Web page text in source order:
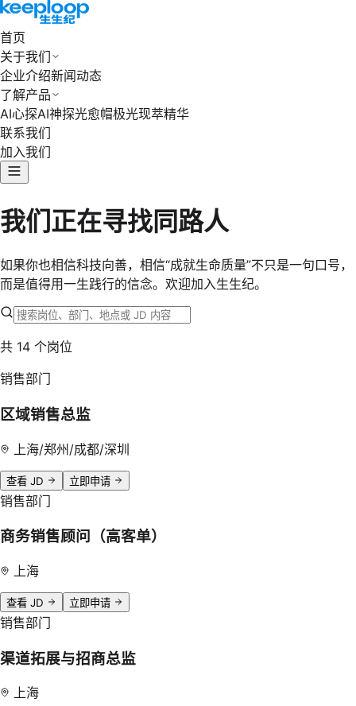
首页
关于我们
企业介绍新闻动态
了解产品
AI心探AI神探光愈帽极光现萃精华
联系我们
加入我们
我们正在寻找同路人
如果你也相信科技向善，相信“成就生命质量”不只是一句口号，
而是值得用一生践行的信念。欢迎加入生生纪。
共 14 个岗位
销售部门
区域销售总监
上海/郑州/成都/深圳
查看 JD 立即申请
销售部门
商务销售顾问（高客单）
上海
查看 JD 立即申请
销售部门
渠道拓展与招商总监
上海